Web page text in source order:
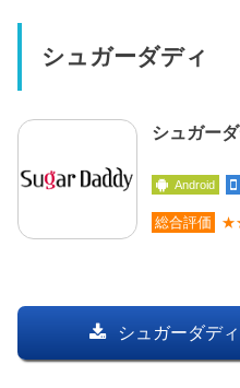
シュガーダディ
シュガー
Android
総合評価
シュガーダデ